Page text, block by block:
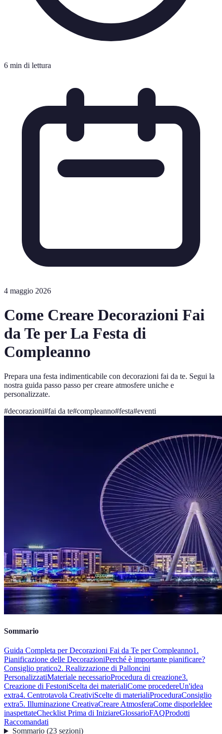
6 min di lettura
4 maggio 2026
Come Creare Decorazioni Fai
da Te per La Festa di
Compleanno
Prepara una festa indimenticabile con decorazioni fai da te. Segui la
nostra guida passo passo per creare atmosfere uniche e
personalizzate.
#decorazioni#fai da te#compleanno#festa#eventi
Sommario
Guida Completa per Decorazioni Fai da Te per Compleanno1.
Pianificazione delle DecorazioniPerché è importante pianificare?
Consiglio pratico2. Realizzazione di Palloncini
PersonalizzatiMateriale necessarioProcedura di creazione3.
Creazione di FestoniScelta dei materialiCome procedereUn'idea
extra4. Centrotavola CreativiScelte di materialiProceduraConsiglio
extra5. Illuminazione CreativaCreare AtmosferaCome disporleIdee
inaspettateChecklist Prima di IniziareGlossarioFAQProdotti
Raccomandati
Sommario(23 sezioni)